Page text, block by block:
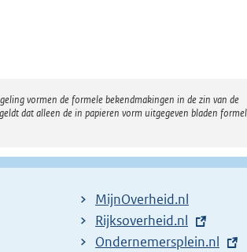
vormen de formele bekendmakingen in de zin van de
dat alleen de in papieren vorm uitgegeven bladen
MijnOverheid.nl
E
x
Rijksoverheid.nl
E
Ondernemersplein.nl